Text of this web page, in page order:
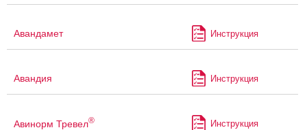
Авандамет Инструкция
Авандия Инструкция
Авинорм Тревел® Инструкция